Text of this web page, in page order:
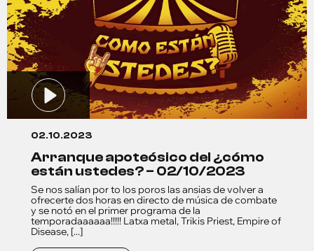
02.10.2023
arranque apoteósico del ¿cómo
están ustedes? – 02/10/2023
Se nos salían por to los poros las ansias de volver a
ofrecerte dos horas en directo de música de combate
y se notó en el primer programa de la
temporadaaaaaa!!!!! Latxa metal, Trikis Priest, Empire of
Disease, [...]